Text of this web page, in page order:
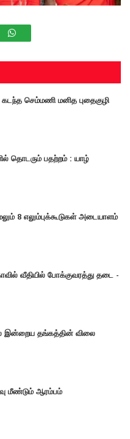
செம்மணி மனித புதைகுழி
தொடரும் பதற்றம் : யாழ்
8 எலும்புக்கூடுகள் அடையாளம்
வீதியில் போக்குவரத்து தடை -
இன்றைய தங்கத்தின் விலை
மீண்டும் ஆரம்பம்